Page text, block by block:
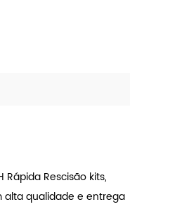
Rescisão kits,
alta qualidade e entrega